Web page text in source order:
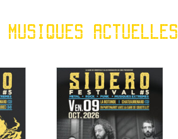
ACTUELLES